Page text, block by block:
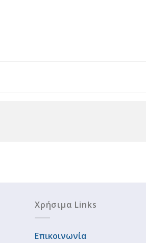
Χρήσιμα Links
Επικοινωνία